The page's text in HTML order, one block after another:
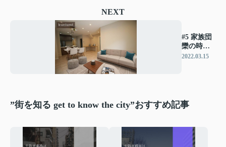
NEXT
#5 家族団
欒の時間
を楽しむ
2022.03.15
”街を知る get to know the city”おすすめ記事